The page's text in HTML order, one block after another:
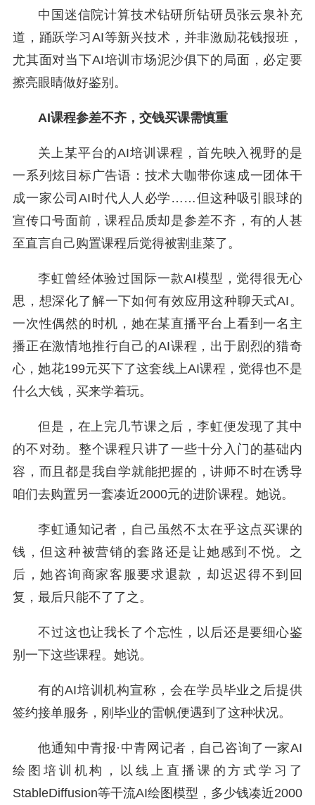
中国迷信院计算技术钻研所钻研员张云泉补充
道，踊跃学习AI等新兴技术，并非激励花钱报班，
尤其面对当下AI培训市场泥沙俱下的局面，必定要
擦亮眼睛做好鉴别。
AI课程参差不齐，交钱买课需慎重
关上某平台的AI培训课程，首先映入视野的是
一系列炫目标广告语：技术大咖带你速成一团体干
成一家公司AI时代人人必学……但这种吸引眼球的
宣传口号面前，课程品质却是参差不齐，有的人甚
至直言自己购置课程后觉得被割韭菜了。
李虹曾经体验过国际一款AI模型，觉得很无心
思，想深化了解一下如何有效应用这种聊天式AI。
一次性偶然的时机，她在某直播平台上看到一名主
播正在激情地推行自己的AI课程，出于剧烈的猎奇
心，她花199元买下了这套线上AI课程，觉得也不是
什么大钱，买来学着玩。
但是，在上完几节课之后，李虹便发现了其中
的不对劲。整个课程只讲了一些十分入门的基础内
容，而且都是我自学就能把握的，讲师不时在诱导
咱们去购置另一套凑近2000元的进阶课程。她说。
李虹通知记者，自己虽然不太在乎这点买课的
钱，但这种被营销的套路还是让她感到不悦。之
后，她咨询商家客服要求退款，却迟迟得不到回
复，最后只能不了了之。
不过这也让我长了个忘性，以后还是要细心鉴
别一下这些课程。她说。
有的AI培训机构宣称，会在学员毕业之后提供
签约接单服务，刚毕业的雷帆便遇到了这种状况。
他通知中青报·中青网记者，自己咨询了一家AI
绘图培训机构，以线上直播课的方式学习了
StableDiffusion等干流AI绘图模型，多少钱凑近2000